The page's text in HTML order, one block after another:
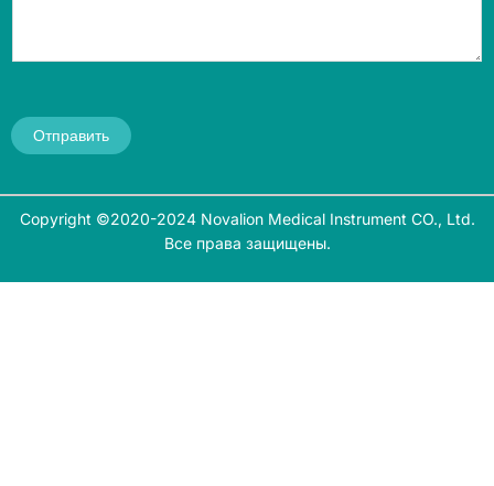
Отправить
Copyright ©2020-2024 Novalion Medical Instrument CO., Ltd.
Все права защищены.